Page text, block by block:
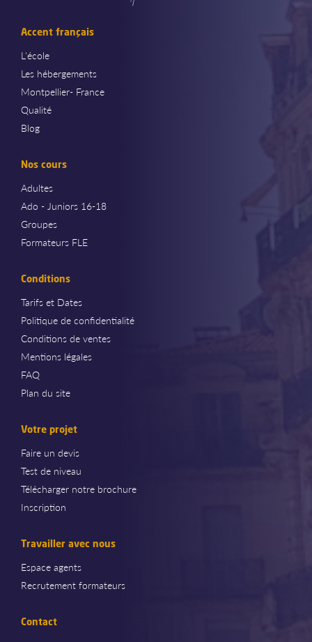
Accent français
L'école
Les hébergements
Montpellier- France
Qualité
Blog
Nos cours
Adultes
Ado - Juniors 16-18
Groupes
Formateurs FLE
Conditions
Tarifs et Dates
Politique de confidentialité
Conditions de ventes
Mentions légales
FAQ
Plan du site
Votre projet
Faire un devis
Test de niveau
Télécharger notre brochure
Inscription
Travailler avec nous
Espace agents
Recrutement formateurs
Contact